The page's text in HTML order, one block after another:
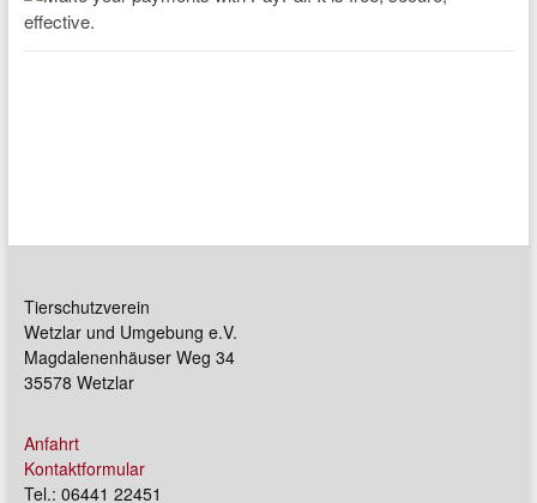
Tierschutzverein
Wetzlar und Umgebung e.V.
Magdalenenhäuser Weg 34
35578 Wetzlar
Anfahrt
Kontaktformular
Tel.: 06441 22451